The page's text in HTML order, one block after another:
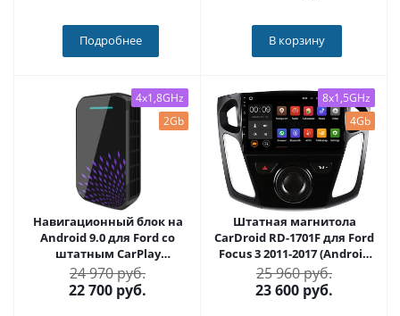
Подробнее В корзину
4x1,8GHz
2Gb
Навигационный блок на
Android 9.0 для Ford со
штатным CarPlay
CARMEDIA AS-CP31
24 970 руб.
22 700 руб.
8x1,5GHz
4Gb
Штатная магнитола
CarDroid RD-1701F для Ford
Focus 3 2011-2017 (Android
10)
25 960 руб.
23 600 руб.